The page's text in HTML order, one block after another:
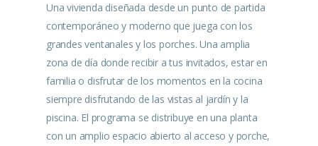
Una vivienda diseñada desde un punto de partida
contemporáneo y moderno que juega con los
grandes ventanales y los porches. Una amplia
zona de día donde recibir a tus invitados, estar en
familia o disfrutar de los momentos en la cocina
siempre disfrutando de las vistas al jardín y la
piscina. El programa se distribuye en una planta
con un amplio espacio abierto al acceso y porche,